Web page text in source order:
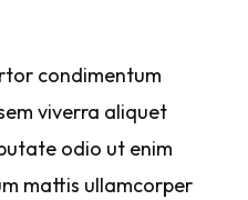
condimentum
viverra aliquet
odio ut enim
mattis ullamcorper